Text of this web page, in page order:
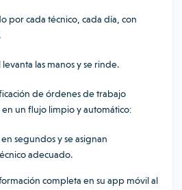
por cada técnico, cada día, con
las manos y se rinde.
de órdenes de trabajo
un flujo limpio y automático:
segundos y se asignan
adecuado.
completa en su app móvil al